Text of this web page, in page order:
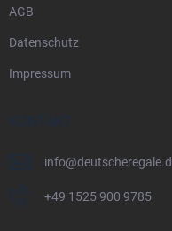
AGB
Datenschutz
Impressum
KONTAKT
info@
+49 1525 900 9785